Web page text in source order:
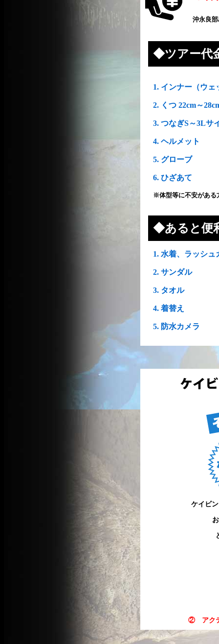
沖永良
◆ツアー代
1. インナー（ウ
2. くつ 22cm～
3. つなぎS～3Lサ
4. ヘルメット
5. グローブ
6. ひざあて
※体型等に不安がある
◆あると便
1. 水着、ラッシ
2. サンダル
3. タオル
4. 着替え
5. 防水カメラ
ケイビ
② アクテ